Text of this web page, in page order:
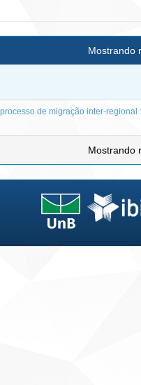
Mostrando
de migração inter-
Mostrando